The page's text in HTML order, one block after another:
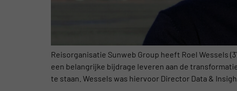
Reisorganisatie Sunweb Group heeft Roel Wessels
een belangrijke bijdrage leveren aan de
te staan. Wessels was hiervoor Director Data &